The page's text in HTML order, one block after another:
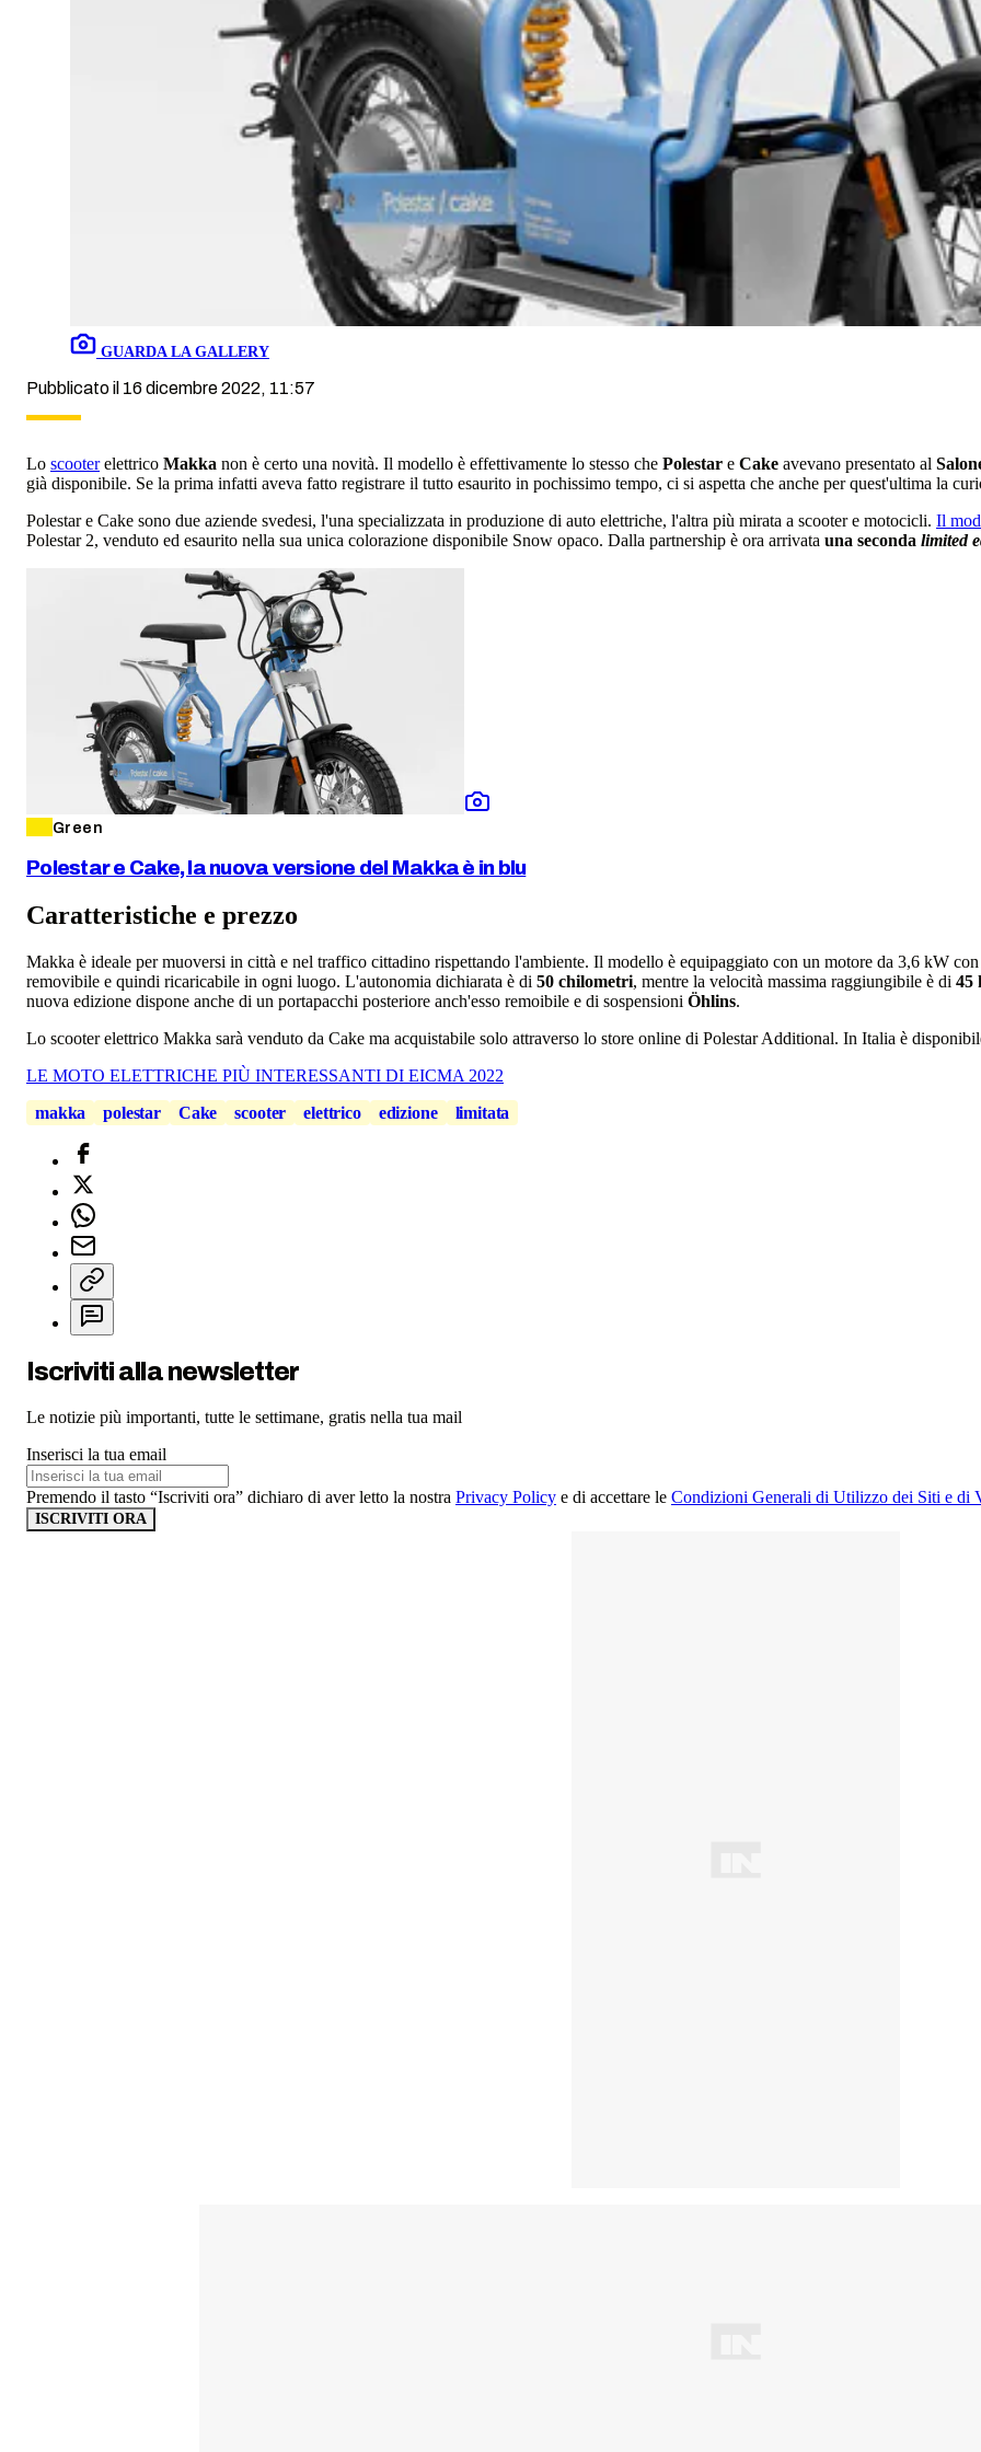
GUARDA LA GALLERY
Pubblicato il 16 dicembre 2022, 11:57
Lo scooterelettrico Makka non è certo una novità. Il modello è effettivamente lo stesso che Polestar e Cake avevano presentato al
già disponibile. Se la prima infatti aveva fatto registrare il tutto esaurito in pochissimo tempo, ci si aspetta che anche per quest'ultima la
Polestar e Cake sono due aziende svedesi, l'una specializzata in produzione di auto elettriche, l'altra più mirata a scooter e motocicli. Il
Polestar 2, venduto ed esaurito nella sua unica colorazione disponibile Snow opaco. Dalla partnership è ora arrivata una seconda limited
Green
Polestar e Cake, la nuova versione del Makka è in blu
Caratteristiche e prezzo
Makka è ideale per muoversi in città e nel traffico cittadino rispettando l'ambiente. Il modello è equipaggiato con un motore da 3,6 kW
removibile e quindi ricaricabile in ogni luogo. L'autonomia dichiarata è di 50 chilometri, mentre la velocità massima raggiungibile è di 45
nuova edizione dispone anche di un portapacchi posteriore anch'esso remoibile e di sospensioni Öhlins.
Lo scooter elettrico Makka sarà venduto da Cake ma acquistabile solo attraverso lo store online di Polestar Additional. In Italia è
LE MOTO ELETTRICHE PIÙ INTERESSANTI DI EICMA 2022
makka
polestar Cake scooter elettrico edizione limitata
Iscriviti alla newsletter
Le notizie più importanti, tutte le settimane, gratis nella tua mail
Inserisci la tua email
Premendo il tasto “Iscriviti ora” dichiaro di aver letto la nostra Privacy Policy e di accettare le Condizioni Generali di Utilizzo dei Siti e di
ISCRIVITI ORA